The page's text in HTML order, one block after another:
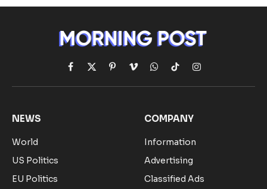
Facebook
X
(Twitter)
Pinterest
VimeoWhatsApp
TikTokInstagram
NEWS
World
US Politics
EU Politics
COMPANY
Information
Advertising
Classified Ads